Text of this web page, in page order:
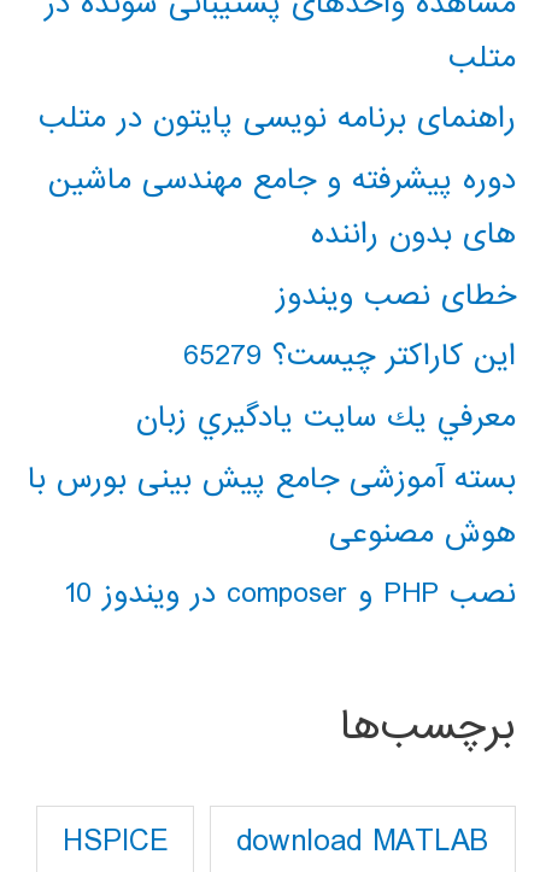
متلب
راهنمای برنامه نویسی پایتون در متلب
دوره پیشرفته و جامع مهندسی ماشین
های بدون راننده
خطای نصب ویندوز
این کاراکتر چیست؟ 65279
معرفي يك سايت يادگيري زبان
بسته آموزشی جامع پیش بینی بورس با
هوش مصنوعی
نصب PHP و composer در ویندوز 10
برچسب‌ها
download MATLAB
HSPICE